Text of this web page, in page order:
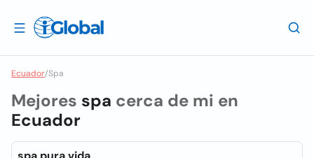
Ecuador/Spa
Mejores spa cerca de mi en
Ecuador